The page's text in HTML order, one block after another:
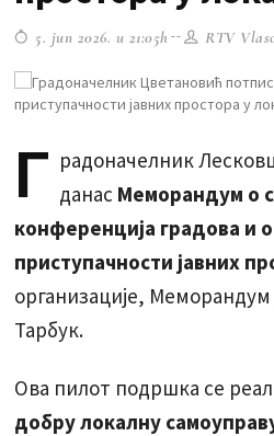
5. jun 2026. u 21:05h RTV
Г радоначелник
данас Меморандум о
конференција градова и
приступачности јавних
организације,
Тарбук.
Ова пилот подршка се
добру локалну